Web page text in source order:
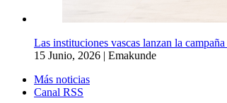
Las instituciones vascas lanzan la
15 Junio, 2026 | Emakunde
Más noticias
Canal RSS